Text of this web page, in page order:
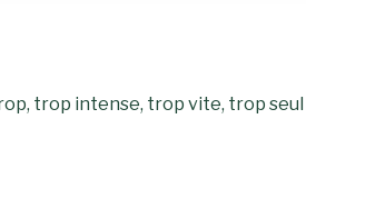
trop intense, trop vite, trop seul